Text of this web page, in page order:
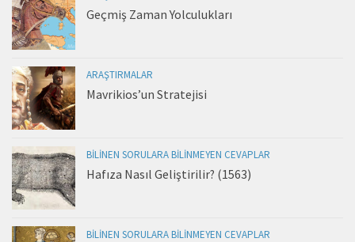
Geçmiş Zaman Yolculukları
ARAŞTIRMALAR
Mavrikios’un Stratejisi
BILINEN SORULARA BILINMEYEN CEVAPLAR
Hafıza Nasıl Geliştirilir? (1563)
BILINEN SORULARA BILINMEYEN CEVAPLAR